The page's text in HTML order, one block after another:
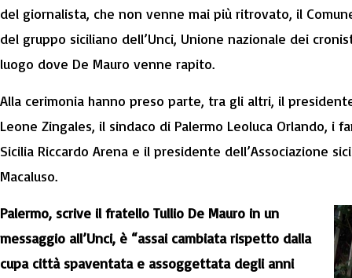
del giornalista, che non venne mai più ritrovato, il
del gruppo siciliano dell’Unci, Unione nazionale dei
luogo dove De Mauro venne rapito.
Alla cerimonia hanno preso parte, tra gli altri, il
Leone Zingales, il sindaco di Palermo Leoluca Orlando, i
Sicilia Riccardo Arena e il presidente dell’Associazione
Macaluso.
Palermo, scrive il fratello Tullio De Mauro in un
messaggio all’Unci, è “assai cambiata rispetto dalla
cupa città spaventata e assoggettata degli anni